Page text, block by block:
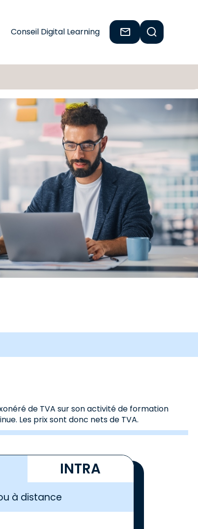
Conseil Digital Learning
de TVA sur son activité de formation
Les prix sont donc nets de TVA.
INTRA
à distance